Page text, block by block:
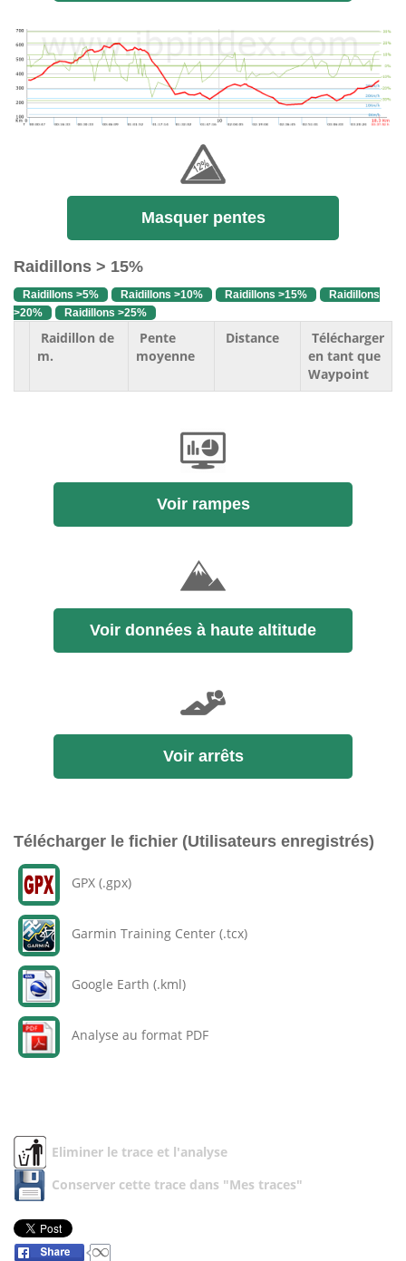
Masquer pentes
Raidillons > 15%
Raidillons >5% Raidillons >10% Raidillons >15%
Raidillons
>20%
Raidillons >25%
Raidillon de
m.
Pente
moyenne
Distance
Télécharger
en tant que
Waypoint
Voir rampes
Voir données à haute altitude
Voir arrêts
Télécharger le fichier (Utilisateurs enregistrés)
GPX (.gpx)
Garmin Training Center (.tcx)
Google Earth (.kml)
Analyse au format PDF
Eliminer le trace et l'analyse
Conserver cette trace dans "Mes traces"